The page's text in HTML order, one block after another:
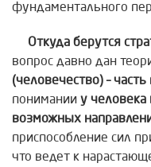
фундаментального
Откуда берутся
вопрос давно дан
(человечество) –
понимании у человека
возможных
приспособление сил
что ведет к